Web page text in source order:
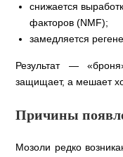
снижается
факторов (NMF);
замедляется
Результат —
защищает, а мешает
Причины
Мозоли редко